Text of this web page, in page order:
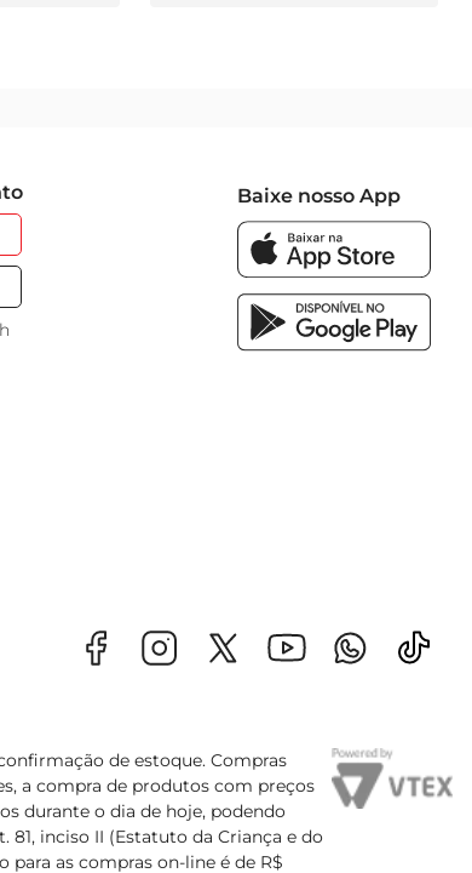
Baixe nosso App
de estoque. Compras
a compra de produtos com preços
durante o dia de hoje, podendo
81, inciso II (Estatuto da Criança e do
as compras on-line é de R$